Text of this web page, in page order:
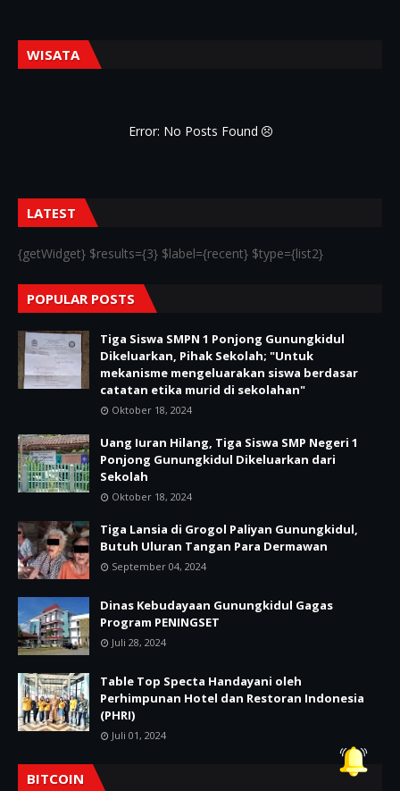
WISATA
Error: No Posts Found
LATEST
{getWidget} $results={3} $label={recent} $type={list2}
POPULAR POSTS
Tiga Siswa SMPN 1 Ponjong Gunungkidul
Dikeluarkan, Pihak Sekolah; "Untuk
mekanisme mengeluarakan siswa berdasar
catatan etika murid di sekolahan"
Oktober 18, 2024
Uang Iuran Hilang, Tiga Siswa SMP Negeri 1
Ponjong Gunungkidul Dikeluarkan dari
Sekolah
Oktober 18, 2024
Tiga Lansia di Grogol Paliyan Gunungkidul,
Butuh Uluran Tangan Para Dermawan
September 04, 2024
Dinas Kebudayaan Gunungkidul Gagas
Program PENINGSET
Juli 28, 2024
Table Top Specta Handayani oleh
Perhimpunan Hotel dan Restoran Indonesia
(PHRI)
Juli 01, 2024
BITCOIN